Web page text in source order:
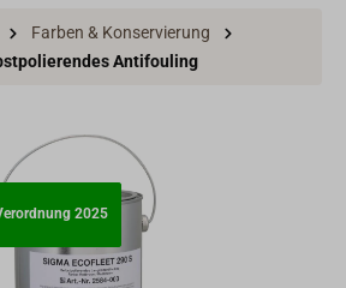
Farben & Konservierung
Antifouling
2025
2025